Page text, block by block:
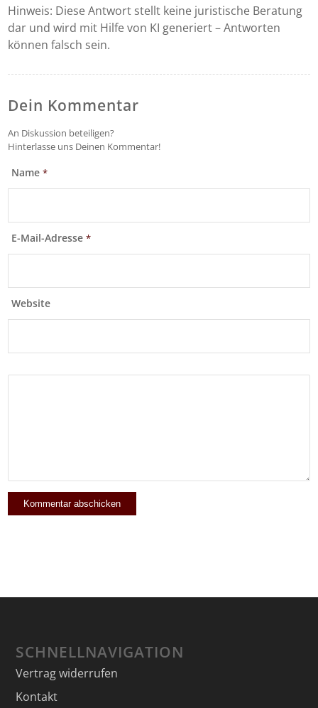
Hinweis: Diese Antwort stellt keine juristische Beratung
dar und wird mit Hilfe von KI generiert – Antworten
können falsch sein.
Dein Kommentar
An Diskussion beteiligen?
Hinterlasse uns Deinen Kommentar!
Name*
E-Mail-Adresse*
Website
SCHNELLNAVIGATION
Vertrag widerrufen
Kontakt